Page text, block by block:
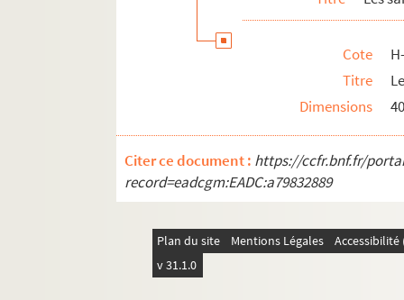
H-IMAR-22-37-115. Martyre de
H-IMAR-22-38-116. Saint Quatuor
H-IMAR-22-38-117. Saint Quatuor
H-IMAR-22-39-118. Les dix-neuf
H-IMAR-22-40-119. Les dix soldats
H-IMAR-22-42-121. Saint Donalove,
Les saints Thomas, Augustin… -
H-IMAR-22-44-128. Oraison aux
H-IMAR-22-45-129. Saints Jean et Paul,
Cote
Titre
Dimensions
Citer ce document : https://ccfr.bnf.fr/
record=eadcgm:EADC:a79832889
Plan du site Mentions Légales
v 31.1.0